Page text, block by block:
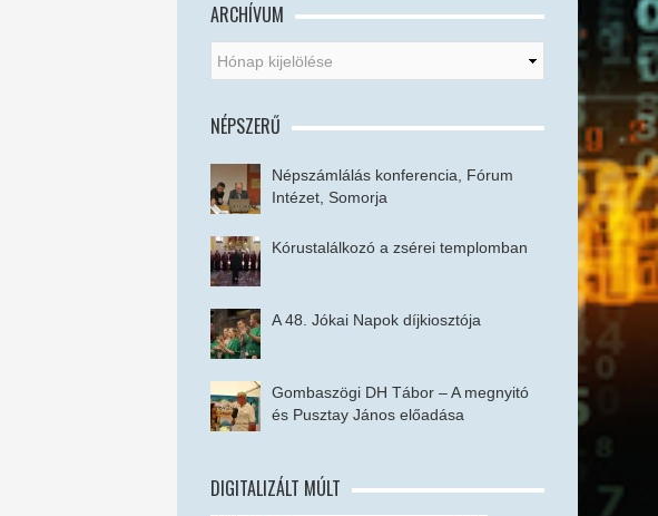
ARCHÍVUM
NÉPSZERŰ
Népszámlálás konferencia, Fórum
Intézet, Somorja
Kórustalálkozó a zsérei templomban
A 48. Jókai Napok díjkiosztója
Gombaszögi DH Tábor – A megnyitó
és Pusztay János előadása
DIGITALIZÁLT MÚLT